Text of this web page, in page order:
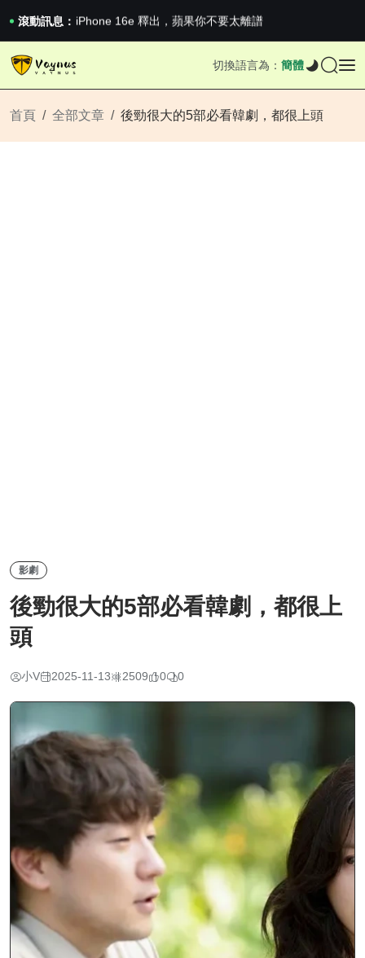
滾動訊息： iPhone 16e 釋出，蘋果你不要太離譜
2026澳網男單收官：全滿貫對上全滿亞，德約...
《巔峰守衛 Highguard》正式上線，官...
切換語言為： 簡體
首頁 全部文章 後勁很大的5部必看韓劇，都很上頭
影劇
後勁很大的5部必看韓劇，都很上
頭
小V 2025-11-13 2509 0 0